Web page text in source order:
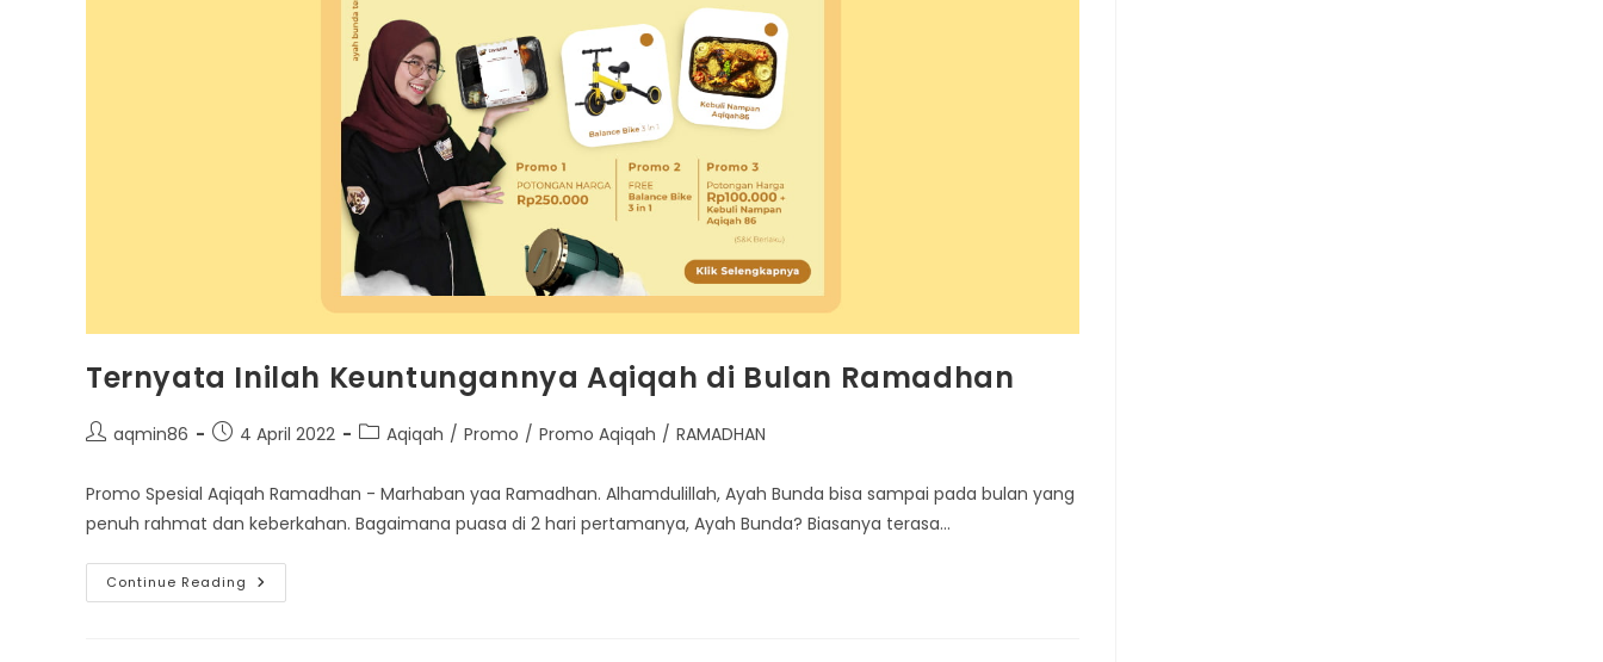
Ternyata Inilah Keuntungannya Aqiqah di Bulan Ramadhan
Postaqmin86
Post4 April 2022
PostAqiqah / Promo / Promo Aqiqah / RAMADHAN
Promo Spesial Aqiqah Ramadhan - Marhaban yaa Ramadhan. Alhamdulillah, Ayah Bunda bisa sampai pada bulan yang
penuh rahmat dan keberkahan. Bagaimana puasa di 2 hari pertamanya, Ayah Bunda? Biasanya terasa…
Continue Reading Ternyata
Inilah